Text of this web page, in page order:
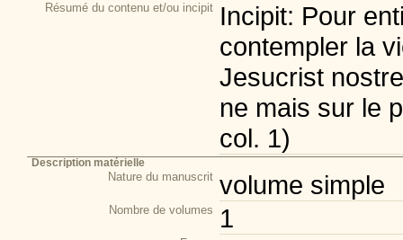
Résumé du contenu et/ou incipit Incipit: Pour
contempler la
Jesucrist
ne mais sur le
col. 1)
Description matérielle
Nature du manuscrit volume simple
Nombre de volumes 1